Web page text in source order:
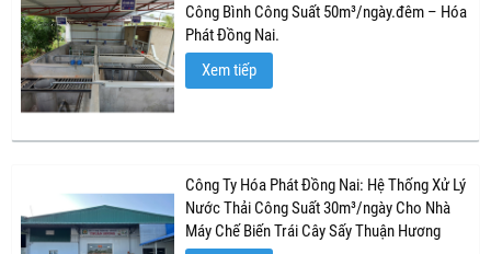
Công Bình Công Suất 50m³/ngày.đêm – Hóa
Phát Đồng Nai.
Xem tiếp
Công Ty Hóa Phát Đồng Nai: Hệ Thống Xử Lý
Nước Thải Công Suất 30m³/ngày Cho Nhà
Máy Chế Biến Trái Cây Sấy Thuận Hương